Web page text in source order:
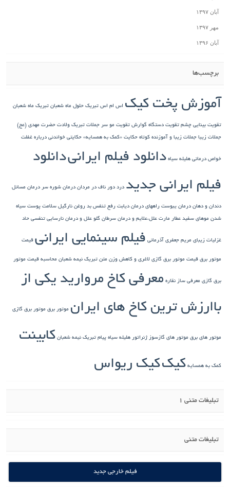
آبان ۱۳۹۷
مهر ۱۳۹۷
آبان ۱۳۹۶
برچسب‌ها
آموزش پخت کیک اس ام اس تبریک حلول ماه شعبان تبریک ماه شعبان
تقویت بینایی چشم تقویت دستگاه گوارش تقویت مو سر جملات تبریک ولادت حضرت مهدی (عج)
جملات زیبا جملات زیبا و آموزنده کوتاه حکایت «کمک به همسایه» حکایتی خواندنی درباره غفلت
خواص درمانی هلیله سیاه دانلود فیلم ایرانیدانلود
فیلم ایرانی جدید درد دور ناف در مردان درمان شوره سر درمان مسائل
دندان و دهان درمان یبوست راههای درمان دیابت رفع تنفس بد روغن نارگیل سلامت پوست سیاه
شدن موهای سفید عطار مارت علل،علایم و درمان سرطان گلو علل و درمان نارسایی تنفسی حاد
غزلیات زیبای مریم جعفری آذرمانی فیلم سینمایی ایرانی قیمت
موتور برق قیمت موتور برق گازی لاغری و کاهش وزن متن تبریک نیمه شعبان محاسبه قیمت موتور
برق گازی معرفی ساز نقاره معرفی کاخ مروارید یکی از
باارزش ترین کاخ های ایران موتور برق موتور برق گازی
موتور های برق موتور های گازسوز ژنراتور هلیله سیاه پیام تبریک نیمه شعبان کابینت
کمک به همسایه کیککیک ریواس
تبلیغات متنی 1
تبلیغات متنی
فیلم خارجی جدید